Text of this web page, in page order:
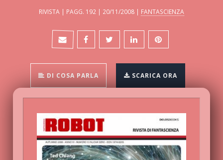
RIVISTA | PAGG. 192 | 20/11/2008 | FANTASCIENZA
DI COSA PARLA SCARICA ORA